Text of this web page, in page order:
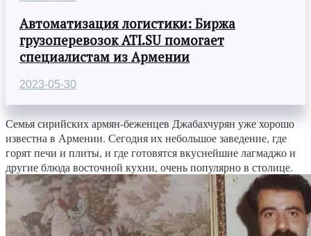
Автоматизация логистики: Биржа
грузоперевозок ATI.SU помогает
специалистам из Армении
2023-05-30
Семья сирийских армян-беженцев Джабахчурян уже хорошо
известна в Армении. Сегодня их небольшое заведение, где
горят печи и плиты, и где готовятся вкуснейшие лагмаджо и
другие блюда восточной кухни, очень популярно в столице.